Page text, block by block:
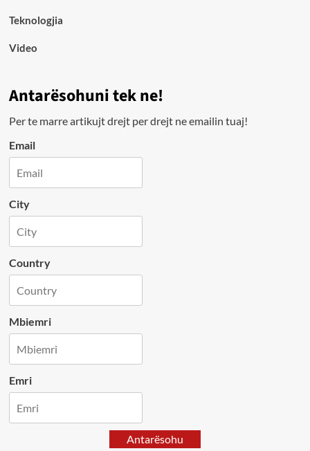
Teknologjia
Video
Antarësohuni tek ne!
Per te marre artikujt drejt per drejt ne emailin tuaj!
Email
City
Country
Mbiemri
Emri
Antarësohu